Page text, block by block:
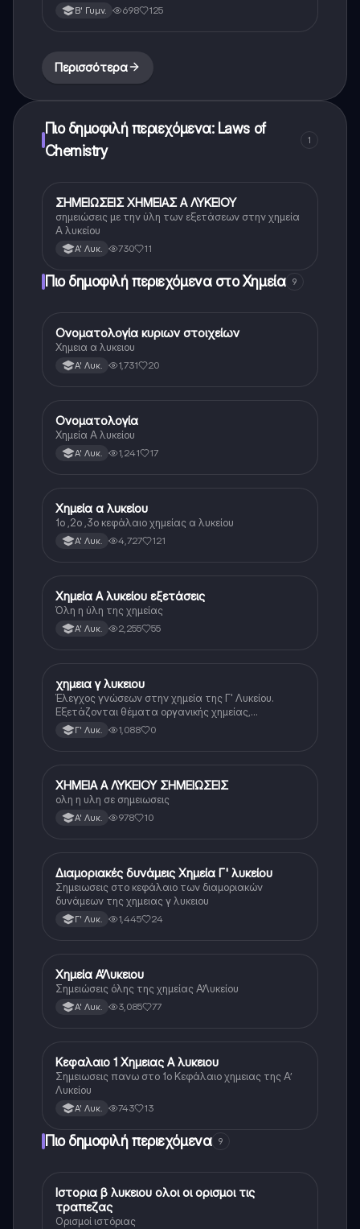
Β' Γυμν. 698 125
Περισσότερα
Πιο δημοφιλή περιεχόμενα: Laws of
Chemistry
1
Χημεία
ΣΗΜΕΙΩΣΕΙΣ ΧΗΜΕΙΑΣ Α ΛΥΚΕΙΟΥ
σημειώσεις με την ύλη των εξετάσεων στην χημεία
Α λυκείου
Α' Λυκ. 730 11
Πιο δημοφιλή περιεχόμενα στο Χημεία 9
Χημεία
Ονοματολογία κυριων στοιχείων
Χημεια α λυκειου
Α' Λυκ. 1,731 20
Χημεία
Ονοματολογία
Χημεία Α λυκείου
Α' Λυκ. 1,241 17
Χημεία
Χημεία α λυκείου
1ο ,2ο ,3ο κεφάλαιο χημείας α λυκείου
Α' Λυκ. 4,727 121
Χημεία
Χημεία Α λυκείου εξετάσεις
Όλη η ύλη της χημείας
Α' Λυκ. 2,255 55
Χημεία
χημεια γ λυκειου
Έλεγχος γνώσεων στην χημεία της Γ' Λυκείου.
Εξετάζονται θέματα οργανικής χημείας,
αντιδράσεων και ενώσεων.
Γ' Λυκ. 1,088 0
Χημεία
ΧΗΜΕΙΑ Α ΛΥΚΕΙΟΥ ΣΗΜΕΙΩΣΕΙΣ
ολη η υλη σε σημειωσεις
Α' Λυκ. 978 10
Χημεία
Διαμοριακές δυνάμεις Χημεία Γ' λυκείου
Σημειωσεις στο κεφάλαιο των διαμοριακών
δυνάμεων της χημειας γ λυκειου
Γ' Λυκ. 1,445 24
Χημεία
Χημεία Α’Λυκειου
Σημειώσεις όλης της χημείας Α’Λυκείου
Α' Λυκ. 3,085 77
Χημεία
Κεφαλαιο 1 Χημειας Α λυκειου
Σημειωσεις πανω στο 1ο Κεφάλαιο χημειας της Α’
Λυκείου
Α' Λυκ. 743 13
Πιο δημοφιλή περιεχόμενα 9
Ιστορία
Ιστορια β λυκειου ολοι οι ορισμοι τις
τραπεζας
Ορισμοί ιστόριας